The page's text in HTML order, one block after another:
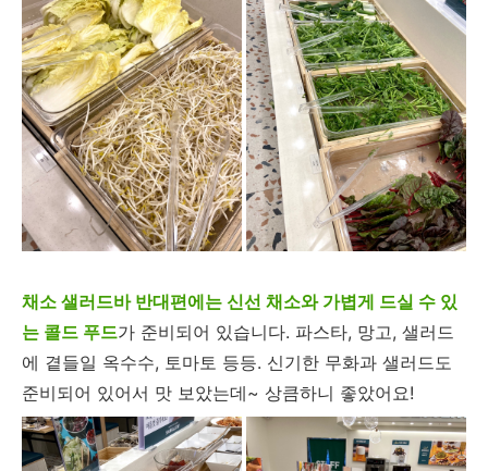
채소 샐러드바 반대편에는 신선 채소와 가볍게 드실 수 있
는 콜드 푸드가 준비되어 있습니다. 파스타, 망고, 샐러드
에 곁들일 옥수수, 토마토 등등. 신기한 무화과 샐러드도
준비되어 있어서 맛 보았는데~ 상큼하니 좋았어요!